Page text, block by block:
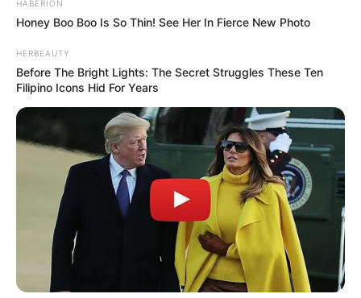
HABERION
Honey Boo Boo Is So Thin! See Her In Fierce New Photo
HERBEAUTY
Before The Bright Lights: The Secret Struggles These Ten
Filipino Icons Hid For Years